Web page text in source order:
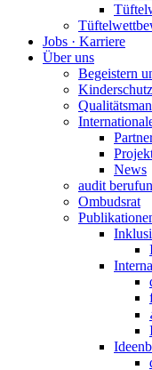
Jobs · Karriere
Über uns
Begeistern
Kinderschutz
News
audit
Ombudsrat